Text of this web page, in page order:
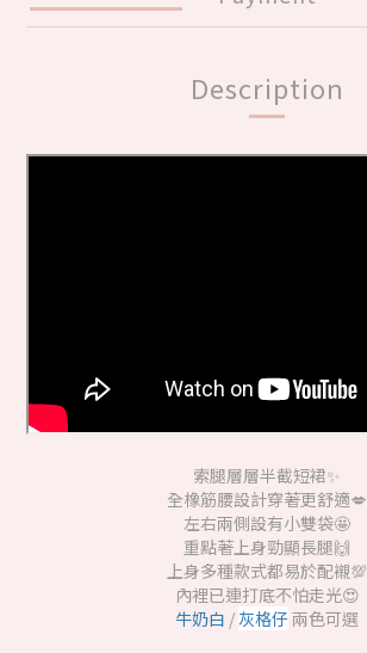
Description
索腿層層半截短裙✨
全橡筋腰設計穿著更舒適💋
左右兩側設有小雙袋🤩
重點著上身勁顯長腿🙌
上身多種款式都易於配襯💯
內裡已連打底不怕走光😍
牛奶白 /灰格仔 兩色可選